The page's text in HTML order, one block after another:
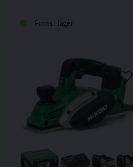
Finns i lager